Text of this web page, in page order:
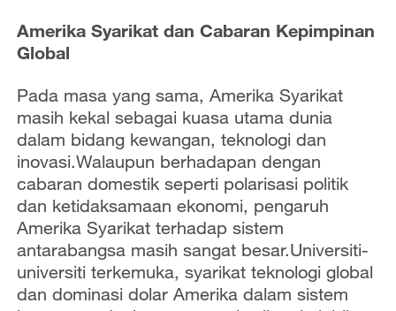
Amerika Syarikat dan Cabaran Kepimpinan
Global
Pada masa yang sama, Amerika Syarikat
masih kekal sebagai kuasa utama dunia
dalam bidang kewangan, teknologi dan
inovasi.Walaupun berhadapan dengan
cabaran domestik seperti polarisasi politik
dan ketidaksamaan ekonomi, pengaruh
Amerika Syarikat terhadap sistem
antarabangsa masih sangat besar.Universiti-
universiti terkemuka, syarikat teknologi global
dan dominasi dolar Amerika dalam sistem